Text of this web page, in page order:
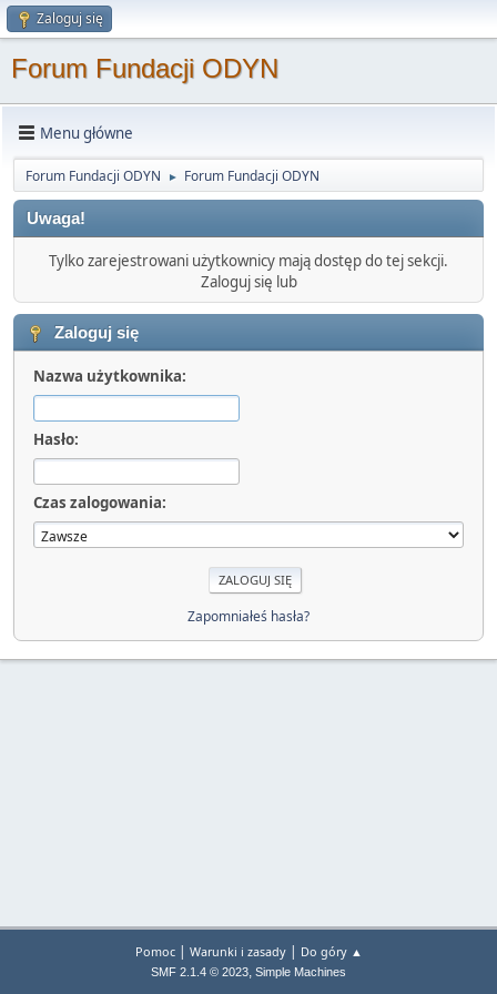
Zaloguj się
Forum Fundacji ODYN
Menu główne
Forum Fundacji ODYN ► Forum Fundacji ODYN
Uwaga!
Tylko zarejestrowani użytkownicy mają dostęp do tej sekcji.
Zaloguj się lub
Zaloguj się
Nazwa użytkownika:
Hasło:
Czas zalogowania:
Zapomniałeś hasła?
Pomoc| Warunki i zasady| Do góry ▲
SMF 2.1.4 © 2023, Simple Machines